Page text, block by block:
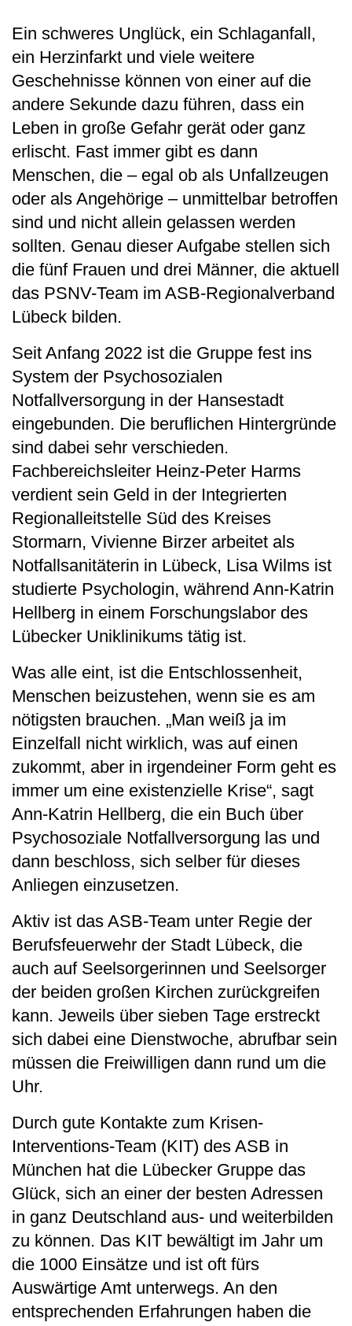
Ein schweres Unglück, ein Schlaganfall,
ein Herzinfarkt und viele weitere
Geschehnisse können von einer auf die
andere Sekunde dazu führen, dass ein
Leben in große Gefahr gerät oder ganz
erlischt. Fast immer gibt es dann
Menschen, die – egal ob als Unfallzeugen
oder als Angehörige – unmittelbar betroffen
sind und nicht allein gelassen werden
sollten. Genau dieser Aufgabe stellen sich
die fünf Frauen und drei Männer, die aktuell
das PSNV-Team im ASB-Regionalverband
Lübeck bilden.
Seit Anfang 2022 ist die Gruppe fest ins
System der Psychosozialen
Notfallversorgung in der Hansestadt
eingebunden. Die beruflichen Hintergründe
sind dabei sehr verschieden.
Fachbereichsleiter Heinz-Peter Harms
verdient sein Geld in der Integrierten
Regionalleitstelle Süd des Kreises
Stormarn, Vivienne Birzer arbeitet als
Notfallsanitäterin in Lübeck, Lisa Wilms ist
studierte Psychologin, während Ann-Katrin
Hellberg in einem Forschungslabor des
Lübecker Uniklinikums tätig ist.
Was alle eint, ist die Entschlossenheit,
Menschen beizustehen, wenn sie es am
nötigsten brauchen. „Man weiß ja im
Einzelfall nicht wirklich, was auf einen
zukommt, aber in irgendeiner Form geht es
immer um eine existenzielle Krise“, sagt
Ann-Katrin Hellberg, die ein Buch über
Psychosoziale Notfallversorgung las und
dann beschloss, sich selber für dieses
Anliegen einzusetzen.
Aktiv ist das ASB-Team unter Regie der
Berufsfeuerwehr der Stadt Lübeck, die
auch auf Seelsorgerinnen und Seelsorger
der beiden großen Kirchen zurückgreifen
kann. Jeweils über sieben Tage erstreckt
sich dabei eine Dienstwoche, abrufbar sein
müssen die Freiwilligen dann rund um die
Uhr.
Durch gute Kontakte zum Krisen-
Interventions-Team (KIT) des ASB in
München hat die Lübecker Gruppe das
Glück, sich an einer der besten Adressen
in ganz Deutschland aus- und weiterbilden
zu können. Das KIT bewältigt im Jahr um
die 1000 Einsätze und ist oft fürs
Auswärtige Amt unterwegs. An den
entsprechenden Erfahrungen haben die